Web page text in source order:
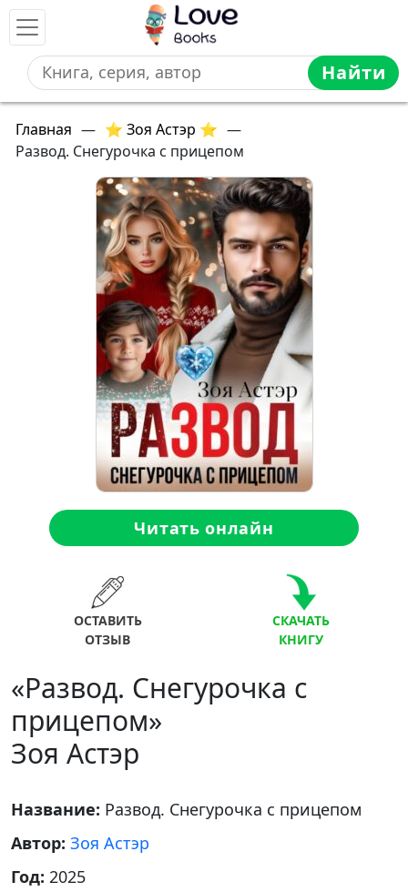
Найти
Главная — ⭐ Зоя Астэр ⭐ —
Развод. Снегурочка с прицепом
Читать онлайн
ОСТАВИТЬ
ОТЗЫВ
СКАЧАТЬ
КНИГУ
«Развод. Снегурочка с
прицепом»
Зоя Астэр
Название: Развод. Снегурочка с прицепом
Автор: Зоя Астэр
Год: 2025